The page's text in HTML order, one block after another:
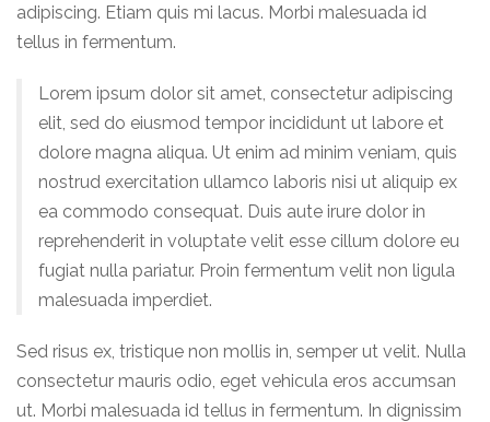
adipiscing. Etiam quis mi lacus. Morbi malesuada id
tellus in fermentum.
Lorem ipsum dolor sit amet, consectetur adipiscing
elit, sed do eiusmod tempor incididunt ut labore et
dolore magna aliqua. Ut enim ad minim veniam, quis
nostrud exercitation ullamco laboris nisi ut aliquip ex
ea commodo consequat. Duis aute irure dolor in
reprehenderit in voluptate velit esse cillum dolore eu
fugiat nulla pariatur. Proin fermentum velit non ligula
malesuada imperdiet.
Sed risus ex, tristique non mollis in, semper ut velit. Nulla
consectetur mauris odio, eget vehicula eros accumsan
ut. Morbi malesuada id tellus in fermentum. In dignissim